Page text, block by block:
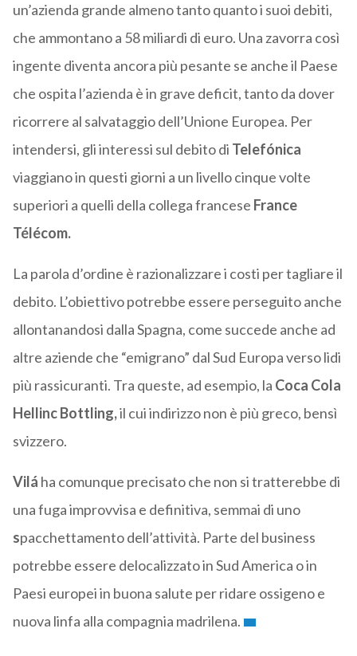
un’azienda grande almeno tanto quanto i suoi debiti,
che ammontano a 58 miliardi di euro. Una zavorra così
ingente diventa ancora più pesante se anche il Paese
che ospita l’azienda è in grave deficit, tanto da dover
ricorrere al salvataggio dell’Unione Europea. Per
intendersi, gli interessi sul debito di Telefónica
viaggiano in questi giorni a un livello cinque volte
superiori a quelli della collega francese France
Télécom.
La parola d’ordine è razionalizzare i costi per tagliare il
debito. L’obiettivo potrebbe essere perseguito anche
allontanandosi dalla Spagna, come succede anche ad
altre aziende che “emigrano” dal Sud Europa verso lidi
più rassicuranti. Tra queste, ad esempio, la Coca Cola
Hellinc Bottling,il cui indirizzo non è più greco, bensì
svizzero.
Vilá ha comunque precisato che non si tratterebbe di
una fuga improvvisa e definitiva, semmai di uno
spacchettamento dell’attività. Parte del business
potrebbe essere delocalizzato in Sud America o in
Paesi europei in buona salute per ridare ossigeno e
nuova linfa alla compagnia madrilena.